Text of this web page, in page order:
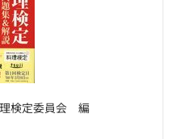
理検定委員会 編